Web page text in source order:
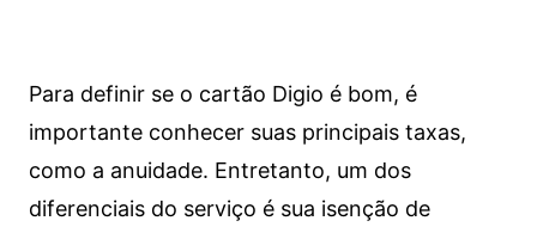
Para definir se o cartão Digio é bom, é
importante conhecer suas principais taxas,
como a anuidade. Entretanto, um dos
diferenciais do serviço é sua isenção de